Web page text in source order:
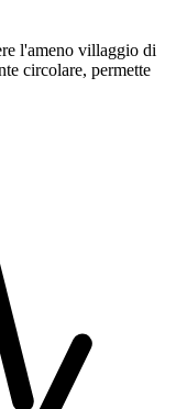
l'ameno villaggio di
circolare, permette